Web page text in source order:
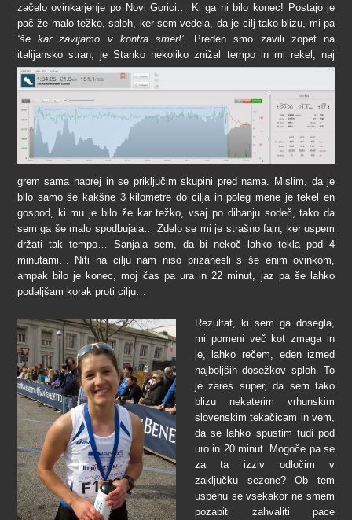
začelo ovinkarjenje po Novi Gorici… Ki ga ni bilo konec! Postajo je
pač že malo težko, sploh, ker sem vedela, da je cilj tako blizu, mi pa
‘še kar zavijamo v kontra smer!’ . Preden smo zavili zopet na
italijansko stran, je Stanko nekoliko znižal tempo in mi rekel, naj
grem sama naprej in se priključim skupini pred nama. Mislim, da je
bilo samo še kakšne 3 kilometre do cilja in poleg mene je tekel en
gospod, ki mu je bilo že kar težko, vsaj po dihanju sodeč, tako da
sem ga še malo spodbujala… Zdelo se mi je strašno fajn, ker uspem
držati tak tempo… Sanjala sem, da bi nekoč lahko tekla pod 4
minutami… Niti na cilju nam niso prizanesli s še enim ovinkom,
ampak bilo je konec, moj čas pa ura in 22 minut, jaz pa še lahko
podaljšam korak proti cilju…
Rezultat, ki sem ga dosegla,
mi pomeni več kot zmaga in
je, lahko rečem, eden izmed
najboljših dosežkov sploh. To
je zares super, da sem tako
blizu nekaterim vrhunskim
slovenskim tekačicam in vem,
da se lahko spustim tudi pod
uro in 20 minut. Mogoče pa se
za ta izziv odločim v
zaključku sezone? Ob tem
uspehu se vsekakor ne smem
pozabiti zahvaliti pace